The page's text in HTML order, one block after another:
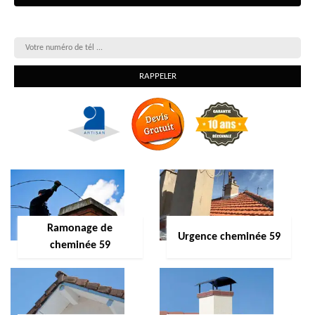
Ramonage de
cheminée 59
Urgence cheminée 59